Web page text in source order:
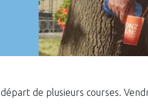
de plusieurs courses.